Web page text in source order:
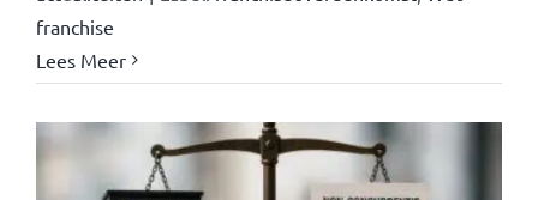
franchise
Lees Meer